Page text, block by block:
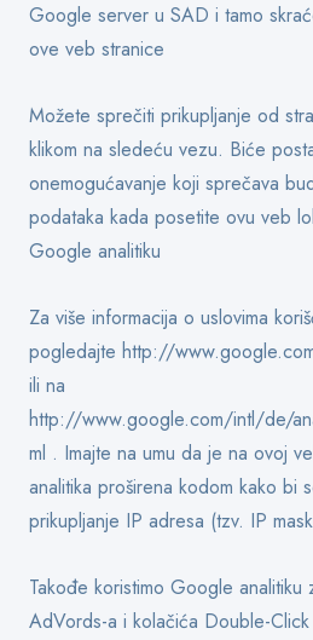
Google server u SAD i tamo
ove veb stranice
Možete sprečiti prikupljanje od
klikom na sledeću vezu. Biće
onemogućavanje koji sprečava
podataka kada posetite ovu veb
Google analitiku
Za više informacija o uslovima
pogledajte http://
ili na
http://www.google.com/intl/de/
ml . Imajte na umu da je na ovoj
analitika proširena kodom kako bi
prikupljanje IP adresa (tzv. IP
Takođe koristimo Google analitiku
AdVords-a i kolačića Double-